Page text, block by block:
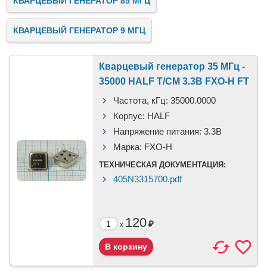
КВАРЦЕВЫЙ ГЕНЕРАТОР 9 МГЦ
Кварцевый генератор 35 МГц -
35000 HALF T/CM 3.3В FXO-H FT
Частота, кГц: 35000.0000
Корпус: HALF
Напряжение питания: 3.3В
Марка: FXO-H
ТЕХНИЧЕСКАЯ ДОКУМЕНТАЦИЯ:
405N3315700.pdf
x 120₽